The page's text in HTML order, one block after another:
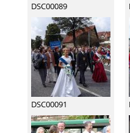
DSC00089
DSC00091